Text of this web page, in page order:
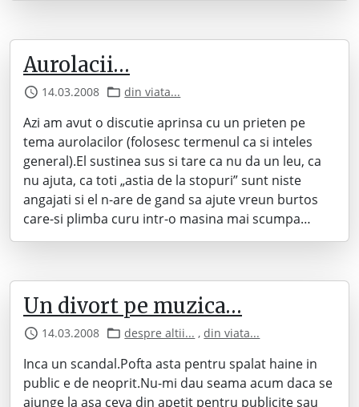
Aurolacii…
14.03.2008 din viata...
Azi am avut o discutie aprinsa cu un prieten pe
tema aurolacilor (folosesc termenul ca si inteles
general).El sustinea sus si tare ca nu da un leu, ca
nu ajuta, ca toti „astia de la stopuri” sunt niste
angajati si el n-are de gand sa ajute vreun burtos
care-si plimba curu intr-o masina mai scumpa…
Un divort pe muzica…
14.03.2008 despre altii... ,din viata...
Inca un scandal.Pofta asta pentru spalat haine in
public e de neoprit.Nu-mi dau seama acum daca se
ajunge la asa ceva din apetit pentru publicite sau